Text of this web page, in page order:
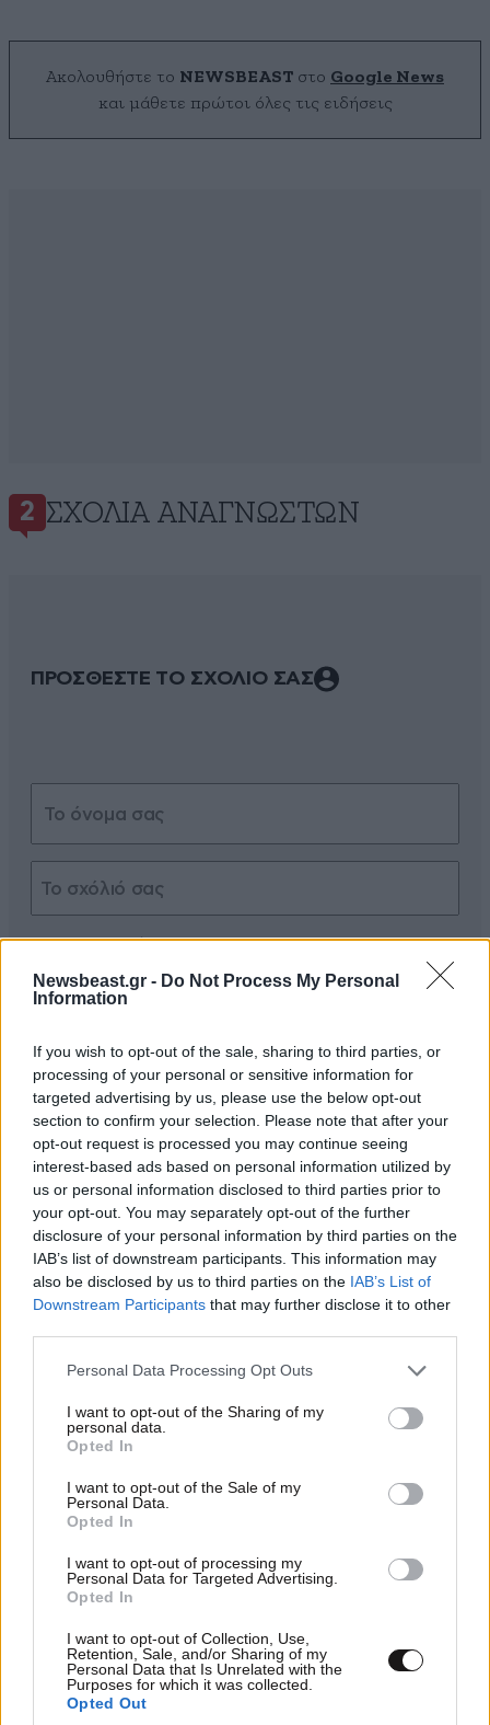
Newsbeast.gr - Do Not Process My Personal
Information
If you wish to opt-out of the sale, sharing to third parties, or
processing of your personal or sensitive information for
targeted advertising by us, please use the below opt-out
section to confirm your selection. Please note that after your
opt-out request is processed you may continue seeing
interest-based ads based on personal information utilized by
us or personal information disclosed to third parties prior to
your opt-out. You may separately opt-out of the further
disclosure of your personal information by third parties on the
IAB’s list of downstream participants. This information may
also be disclosed by us to third parties on the IAB’s List of
Downstream Participants that may further disclose it to other
Please note that this website/app uses one or more Google
not limited to your visit or usage behaviour. You may click to
grant or deny consent to Google and its third-party tags to
use your data for below specified purposes in below Google
consent section.
Personal Data Processing Opt Outs
I want to opt-out of the Sharing of my
personal data.
Opted In
I want to opt-out of the Sale of my
Personal Data.
Opted In
I want to opt-out of processing my
Personal Data for Targeted Advertising.
Opted In
I want to opt-out of Collection, Use,
Retention, Sale, and/or Sharing of my
Personal Data that Is Unrelated with the
Purposes for which it was collected.
Opted Out
Ακολουθήστε το NEWSBEAST στο Google News
και μάθετε πρώτοι όλες τις ειδήσεις
2 ΣΧΌΛΙΑ ΑΝΑΓΝΩΣΤΏΝ
ΠΡΟΣΘΕΣΤΕ ΤΟ ΣΧΟΛΙΟ ΣΑΣ
Xαρακτήρες: 0/1000
Διαβάστε και ακολουθήστε τους κανόνες σχολιασμού
Η ΕΛΙΚΟΠΤΕΡΟΥ 27·10·2024 15:23
Φίδι κολοβό η κιλκισιωτισα κυρά φαιη το παίζει
γλυκούλα αλλά είναι μεγάλη λέρα. Δεν την συμπάθησα
ποτέ την Αίγιο πέλαγος 🤣🤣🤣🤣🤣αλήθεια σε ποιο
ιδιωτική σχολή δημοσιογραφιας σπούδασε.;;; στην
Ιταλία..... που ήταν και ο περρης ο φίλος του μπαμπά
Απαντήστε
Όλα τα σκυλιά της
28·10·2024
Αξέχαστα μαθήματα γεωγραφίας από κάποια
που παρουσιάζεται γλυκιά και ευγενική,
θέλοντας να τα έχει καλά με όλους για να
μπορεί να τους καλεί στην εκπομπή της! Και ο
καιρός περνάει και αυτή βαλτώνει, μιας και δεν
ξέρει να κάνει κάτι άλλο! Έναν τυφλοσούρτη
ακολουθεί!
Απαντήστε